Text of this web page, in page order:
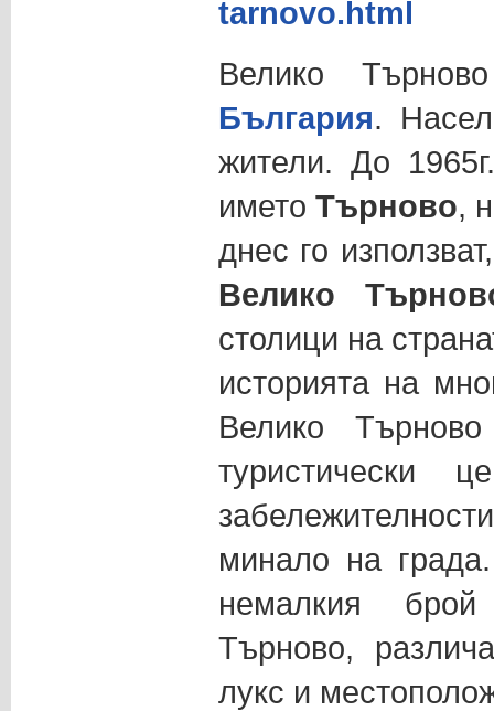
tarnovo.html
Велико
България.
жители. До
името Търново,
днес го
Велико
столици на
историята на
Велико
туристически
минало на
немалкия
Търново,
лукс и